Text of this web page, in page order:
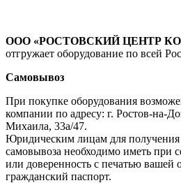
ООО «РОСТОВСКИЙ ЦЕНТР
отгружает оборудование по всей
Самовывоз
При покупке оборудования
компании по адресу: г. Ростов-на-
Михаила, 33а/47.
Юридическим лицам для
самовывоза необходимо иметь при
или доверенность с печатью вашей
гражданский паспорт.